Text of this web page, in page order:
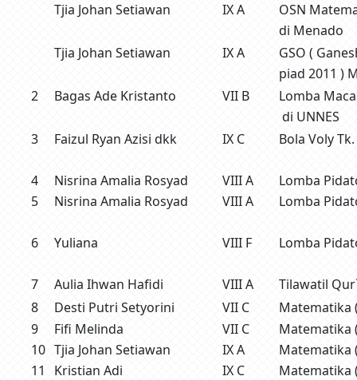
Tjia Johan Setiawan
IX A
OSN
di Menado
Tjia Johan Setiawan
IX A
GSO (
piad 2011 )
2
Bagas Ade Kristanto VII B
Lomba
di UNNES
3
Faizul Ryan Azisi dkk IX C Bola Voly
4 Nisrina Amalia Rosyad VIII A
Lomba
5
Nisrina Amalia Rosyad VIII A Lomba
6 Yuliana VIII F Lomba
7 Aulia Ihwan Hafidi VIII A
Tilawatil
8
Desti Putri Setyorini VII C
Matematika
9
Fifi Melinda VII C
Matematika
10 Tjia Johan Setiawan IX A
Matematika
11
Kristian Adi IX C
Matematika